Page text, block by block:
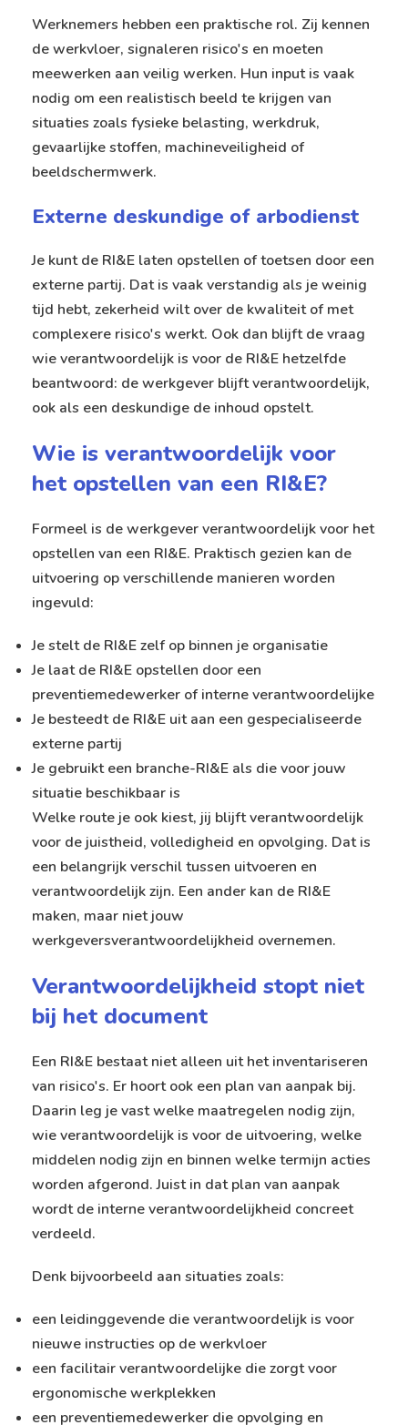
Werknemers hebben een praktische rol. Zij kennen
de werkvloer, signaleren risico's en moeten
meewerken aan veilig werken. Hun input is vaak
nodig om een realistisch beeld te krijgen van
situaties zoals fysieke belasting, werkdruk,
gevaarlijke stoffen, machineveiligheid of
beeldschermwerk.
Externe deskundige of arbodienst
Je kunt de RI&E laten opstellen of toetsen door een
externe partij. Dat is vaak verstandig als je weinig
tijd hebt, zekerheid wilt over de kwaliteit of met
complexere risico's werkt. Ook dan blijft de vraag
wie verantwoordelijk is voor de RI&E hetzelfde
beantwoord: de werkgever blijft verantwoordelijk,
ook als een deskundige de inhoud opstelt.
Wie is verantwoordelijk voor
het opstellen van een RI&E?
Formeel is de werkgever verantwoordelijk voor het
opstellen van een RI&E. Praktisch gezien kan de
uitvoering op verschillende manieren worden
ingevuld:
Je stelt de RI&E zelf op binnen je organisatie
Je laat de RI&E opstellen door een
preventiemedewerker of interne verantwoordelijke
Je besteedt de RI&E uit aan een gespecialiseerde
externe partij
Je gebruikt een branche-RI&E als die voor jouw
situatie beschikbaar is
Welke route je ook kiest, jij blijft verantwoordelijk
voor de juistheid, volledigheid en opvolging. Dat is
een belangrijk verschil tussen uitvoeren en
verantwoordelijk zijn. Een ander kan de RI&E
maken, maar niet jouw
werkgeversverantwoordelijkheid overnemen.
Verantwoordelijkheid stopt niet
bij het document
Een RI&E bestaat niet alleen uit het inventariseren
van risico's. Er hoort ook een plan van aanpak bij.
Daarin leg je vast welke maatregelen nodig zijn,
wie verantwoordelijk is voor de uitvoering, welke
middelen nodig zijn en binnen welke termijn acties
worden afgerond. Juist in dat plan van aanpak
wordt de interne verantwoordelijkheid concreet
verdeeld.
Denk bijvoorbeeld aan situaties zoals:
een leidinggevende die verantwoordelijk is voor
nieuwe instructies op de werkvloer
een facilitair verantwoordelijke die zorgt voor
ergonomische werkplekken
een preventiemedewerker die opvolging en